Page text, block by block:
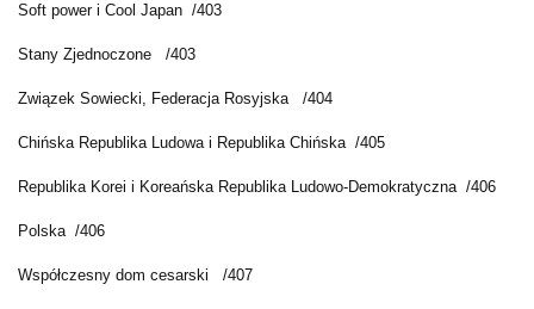
Soft power i Cool Japan /403
Stany Zjednoczone /403
Związek Sowiecki, Federacja Rosyjska /404
Chińska Republika Ludowa i Republika Chińska /405
Republika Korei i Koreańska Republika Ludowo-Demokratyczna /406
Polska /406
Współczesny dom cesarski /407